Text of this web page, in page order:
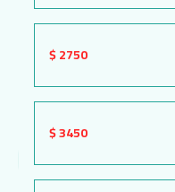
2750 $
3450 $